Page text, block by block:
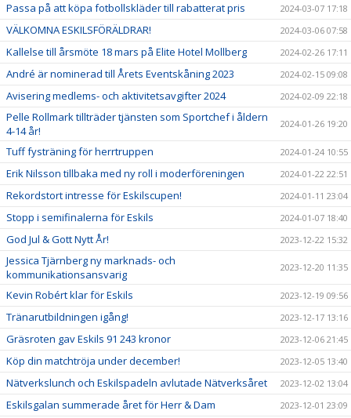
Passa på att köpa fotbollskläder till rabatterat pris 2024-03-07 17:18
VÄLKOMNA ESKILSFÖRÄLDRAR! 2024-03-06 07:58
Kallelse till årsmöte 18 mars på Elite Hotel Mollberg 2024-02-26 17:11
André är nominerad till Årets Eventskåning 2023 2024-02-15 09:08
Avisering medlems- och aktivitetsavgifter 2024 2024-02-09 22:18
Pelle Rollmark tillträder tjänsten som Sportchef i åldern
4-14 år!
2024-01-26 19:20
Tuff fysträning för herrtruppen 2024-01-24 10:55
Erik Nilsson tillbaka med ny roll i moderföreningen 2024-01-22 22:51
Rekordstort intresse för Eskilscupen! 2024-01-11 23:04
Stopp i semifinalerna för Eskils 2024-01-07 18:40
God Jul & Gott Nytt År! 2023-12-22 15:32
Jessica Tjärnberg ny marknads- och
kommunikationsansvarig
2023-12-20 11:35
Kevin Robért klar för Eskils 2023-12-19 09:56
Tränarutbildningen igång! 2023-12-17 13:16
Gräsroten gav Eskils 91 243 kronor 2023-12-06 21:45
Köp din matchtröja under december! 2023-12-05 13:40
Nätverkslunch och Eskilspadeln avlutade Nätverksåret 2023-12-02 13:04
Eskilsgalan summerade året för Herr & Dam 2023-12-01 23:09